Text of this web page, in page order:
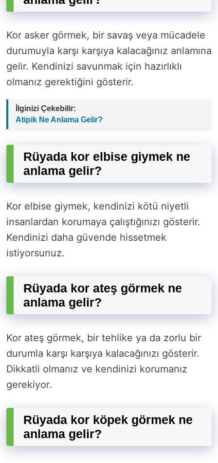
Kor asker görmek, bir savaş veya mücadele
durumuyla karşı karşıya kalacağınız anlamına
gelir. Kendinizi savunmak için hazırlıklı
olmanız gerektiğini gösterir.
İlginizi Çekebilir:
Atipik Ne Anlama Gelir?
Rüyada kor elbise giymek ne
anlama gelir?
Kor elbise giymek, kendinizi kötü niyetli
insanlardan korumaya çalıştığınızı gösterir.
Kendinizi daha güvende hissetmek
istiyorsunuz.
Rüyada kor ateş görmek ne
anlama gelir?
Kor ateş görmek, bir tehlike ya da zorlu bir
durumla karşı karşıya kalacağınızı gösterir.
Dikkatli olmanız ve kendinizi korumanız
gerekiyor.
Rüyada kor köpek görmek ne
anlama gelir?